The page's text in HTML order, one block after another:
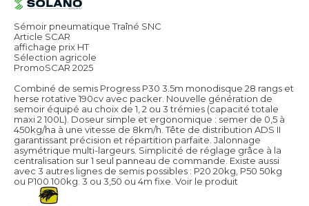
Sémoir pneumatique Traîné SNC
Article SCAR
affichage prix HT
Sélection agricole
PromoSCAR 2025
Combiné de semis Progress P30 3.5m monodisque 28 rangs et
herse rotative 190cv avec packer. Nouvelle génération de
semoir équipé au choix de 1, 2 ou 3 trémies (capacité totale
maxi 2 100L). Doseur simple et ergonomique : semer de 0,5 à
450kg/ha à une vitesse de 8km/h. Tête de distribution ADS II
garantissant précision et répartition parfaite. Jalonnage
asymétrique multi-largeurs. Simplicité de réglage grâce à la
centralisation sur 1 seul panneau de commande. Existe aussi
avec 3 autres lignes de semis possibles : P20 20kg, P50 50kg
ou P100 100kg. 3 ou 3,50 ou 4m fixe. Voir le produit